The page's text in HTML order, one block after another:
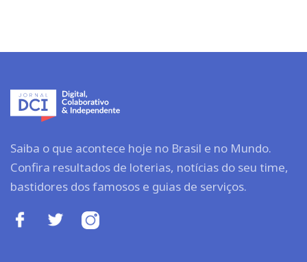
Saiba o que acontece hoje no Brasil e no Mundo.
Confira resultados de loterias, notícias do seu time,
bastidores dos famosos e guias de serviços.